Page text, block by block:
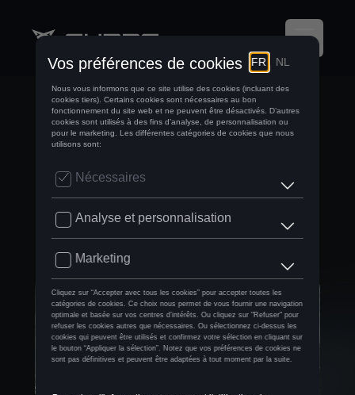
EN FORMATION À
LA RACB
D’IETEREN DRIVING
ACADEMY